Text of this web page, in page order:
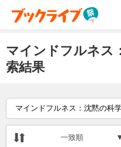
マインドフルネス
索結果
一致順